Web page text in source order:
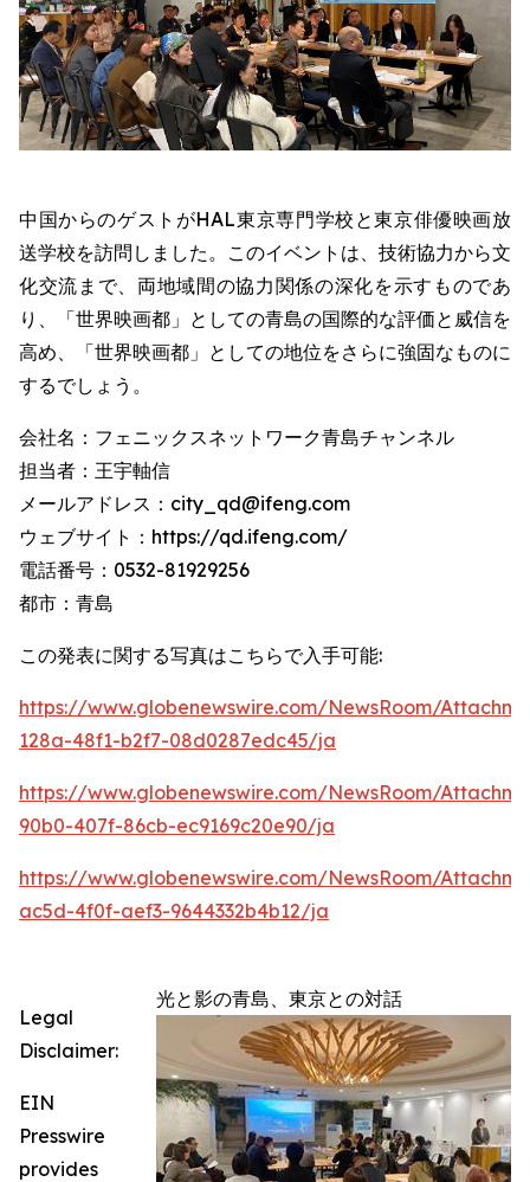
中国からのゲストがHAL東京専門学校と東京俳優映画放
送学校を訪問しました。このイベントは、技術協力から文
化交流まで、両地域間の協力関係の深化を示すものであ
り、「世界映画都」としての青島の国際的な評価と威信を
高め、「世界映画都」としての地位をさらに強固なものに
するでしょう。
会社名：フェニックスネットワーク青島チャンネル
担当者：王宇軸信
メールアドレス：city_qd@ifeng.com
ウェブサイト：https://qd.ifeng.com/
電話番号：0532-81929256
都市：青島
この発表に関する写真はこちらで入手可能:
https://www.globenewswire.com/NewsRoom/
128a-48f1-b2f7-08d0287edc45/ja
https://www.globenewswire.com/NewsRoom/
90b0-407f-86cb-ec9169c20e90/ja
https://www.globenewswire.com/NewsRoom/
ac5d-4f0f-aef3-9644332b4b12/ja
光と影の青島、東京との対話
Legal
Disclaimer:
EIN
Presswire
provides